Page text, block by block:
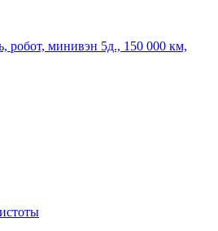
робот, минивэн 5д., 150 000 км,